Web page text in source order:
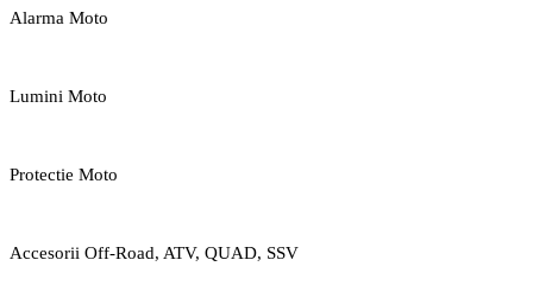
Alarma Moto
Lumini Moto
Protectie Moto
Accesorii Off-Road, ATV, QUAD, SSV